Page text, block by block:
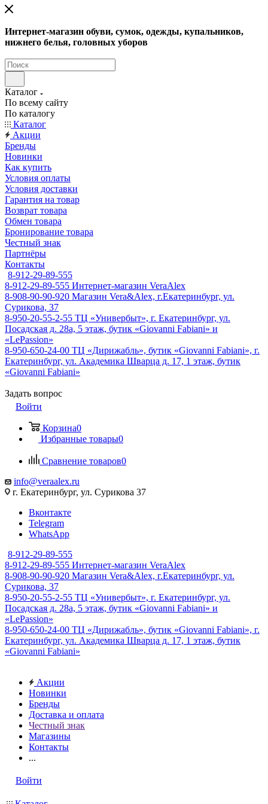
Интернет-магазин обуви, сумок, одежды, купальников,
нижнего белья, головных уборов
Каталог
По всему сайту
По каталогу
Каталог
Акции
Бренды
Новинки
Как купить
Условия оплаты
Условия доставки
Гарантия на товар
Возврат товара
Обмен товара
Бронирование товара
Честный знак
Партнёры
Контакты
8-912-29-89-555
8-912-29-89-555 Интернет-магазин VeraAlex
8-908-90-90-920 Магазин Vera&Alex, г.Екатеринбург, ул.
Сурикова, 37
8-950-20-55-2-55 ТЦ «Универбыт», г. Екатеринбург, ул.
Посадская д. 28а, 5 этаж, бутик «Giovanni Fabiani» и
«LePassion»
8-950-650-24-00 ТЦ «Дирижабль», бутик «Giovanni Fabiani», г.
Екатеринбург, ул. Академика Шварца д. 17, 1 этаж, бутик
«Giovanni Fabiani»
Задать вопрос
Войти
Корзина0
Избранные товары0
Сравнение товаров0
info@veraalex.ru
г. Екатеринбург, ул. Сурикова 37
Вконтакте
Telegram
WhatsApp
8-912-29-89-555
8-912-29-89-555 Интернет-магазин VeraAlex
8-908-90-90-920 Магазин Vera&Alex, г.Екатеринбург, ул.
Сурикова, 37
8-950-20-55-2-55 ТЦ «Универбыт», г. Екатеринбург, ул.
Посадская д. 28а, 5 этаж, бутик «Giovanni Fabiani» и
«LePassion»
8-950-650-24-00 ТЦ «Дирижабль», бутик «Giovanni Fabiani», г.
Екатеринбург, ул. Академика Шварца д. 17, 1 этаж, бутик
«Giovanni Fabiani»
Акции
Новинки
Бренды
Доставка и оплата
Честный знак
Магазины
Контакты
...
Войти